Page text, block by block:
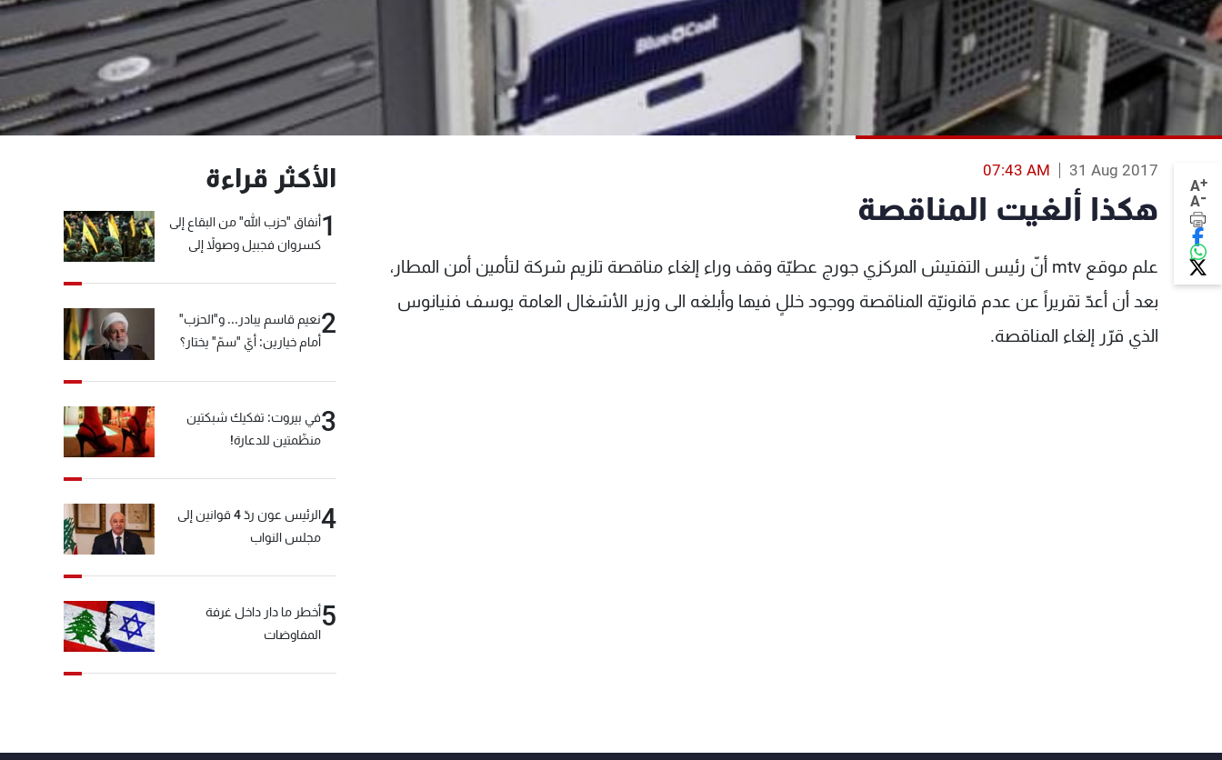
A+
A-
31 Aug 2017
07:43 AM
هكذا ألغيت المناقصة
علم موقع mtv أنّ رئيس التفتيش المركزي جورج عطيّة وقف وراء إلغاء مناقصة تلزيم شركة لتأمين أمن المطار،
بعد أن أعدّ تقريراً عن عدم قانونيّة المناقصة ووجود خللٍ فيها وأبلغه الى وزير الأشغال العامة يوسف فنيانوس
الذي قرّر إلغاء المناقصة.
الأكثر قراءة
1أنفاق "حزب الله" من البقاع إلى
كسروان فجبيل وصولاً إلى
2نعيم قاسم يبادر... و"الحزب"
أمام خيارين: أيّ "سمّ" يختار؟
3في بيروت: تفكيك شبكتين
منظّمتين للدعارة!
4
الرئيس عون ردّ 4 قوانين إلى
مجلس النواب
5أخطر ما دار داخل غرفة
المفاوضات